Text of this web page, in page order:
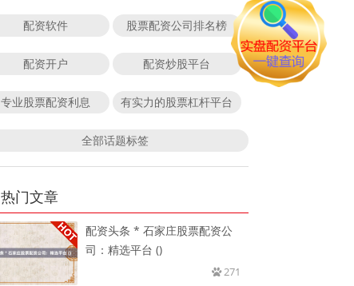
配资软件 股票配资公司排名榜
配资开户 配资炒股平台
专业股票配资利息 有实力的股票杠杆平台
全部话题标签
热门文章
配资头条 * 石家庄股票配资公
司：精选平台 ()
271